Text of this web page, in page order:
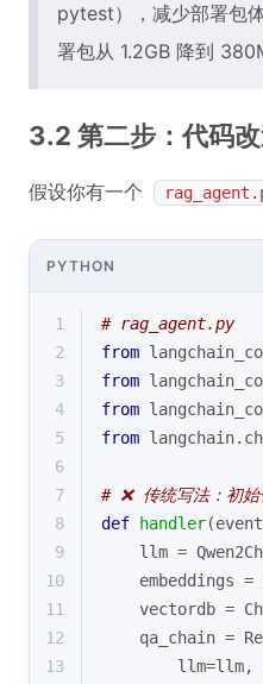
pytest），减少部署包
署包从 1.2GB 降到
3.2 第二步：代码
假设你有一个
PYTHON
1
# rag_agent.py
2
from
3
from
4
from
5
from
6
7
# ❌ 传统写法：初始
8
def handler(
9
llm =
10
embeddings =
11
vectordb =
12
qa_chain =
13
        llm=llm,